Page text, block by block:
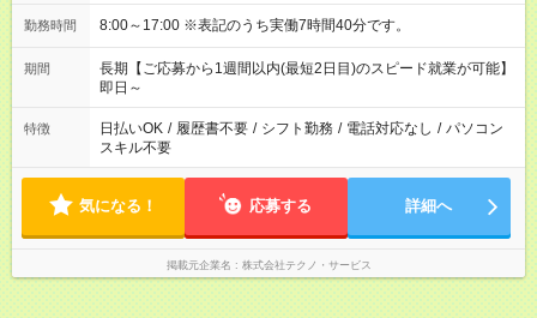
勤務時間 8:00～17:00 ※表記のうち実働7時間40分です。
期間
長期【ご応募から1週間以内(最短2日目)のスピード就業が可能】
即日～
特徴 日払いOK / 履歴書不要 / シフト勤務 / 電話対応なし / パソコン
スキル不要
気になる！ 応募する 詳細へ
掲載元企業名 株式会社テクノ・サービス